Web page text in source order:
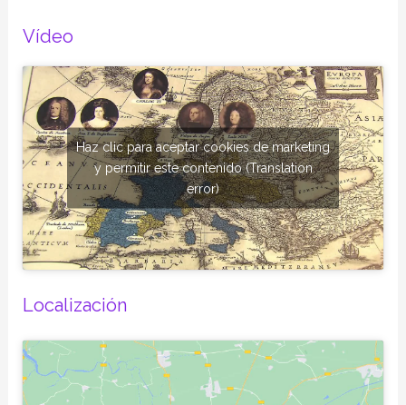
Vídeo
Haz clic para aceptar cookies de marketing
y permitir este contenido (Translation
error)
Localización